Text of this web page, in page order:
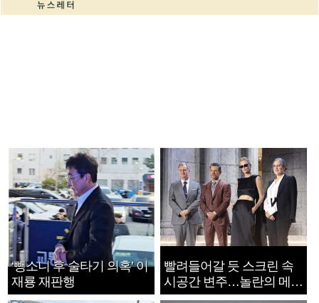
‘뺑소니 후 술타기 의혹’ 이
재룡 재판행
빨려들어갈 듯 스크린 속
시공간 변주…놀란의 메시
지는 ‘전쟁 속죄’